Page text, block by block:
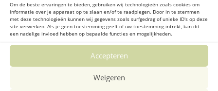
Om de beste ervaringen te bieden, gebruiken wij technologieën zoals cookies om
informatie over je apparaat op te slaan en/of te raadplegen. Door in te stemmen
met deze technologieën kunnen wij gegevens zoals surfgedrag of unieke ID's op deze
site verwerken. Als je geen toestemming geeft of uw toestemming intrekt, kan dit
een nadelige invloed hebben op bepaalde functies en mogelijkheden.
Accepteren
Weigeren